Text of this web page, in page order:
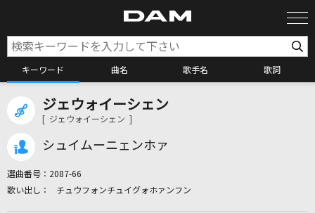
キーワード 曲名 歌手名 歌詞
カラオケ検索
ジェウォイーシェン
[ ジェウォイーシェン ]
シュイムーニェンホァ
選曲番号： 2087-66
チュウフォンチュイグォホァンフン